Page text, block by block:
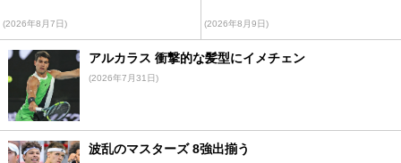
(2026年8月7日) (2026年8月9日)
アルカラス 衝撃的な髪型にイメチェン
(2026年7月31日)
波乱のマスターズ 8強出揃う